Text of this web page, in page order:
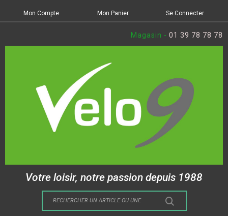
Mon Compte Mon Panier Se Connecter
Magasin - 01 39 78 78 78
Votre loisir, notre passion depuis 1988